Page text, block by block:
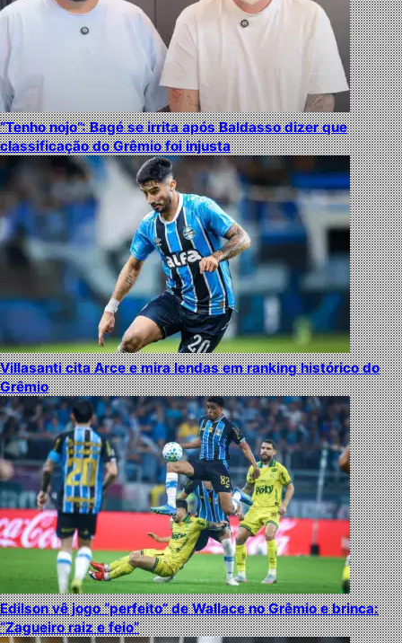
“Tenho nojo”: Bagé se irrita após Baldasso dizer que
classificação do Grêmio foi injusta
Villasanti cita Arce e mira lendas em ranking histórico do
Grêmio
Edilson vê jogo “perfeito” de Wallace no Grêmio e brinca:
“Zagueiro raiz e feio”